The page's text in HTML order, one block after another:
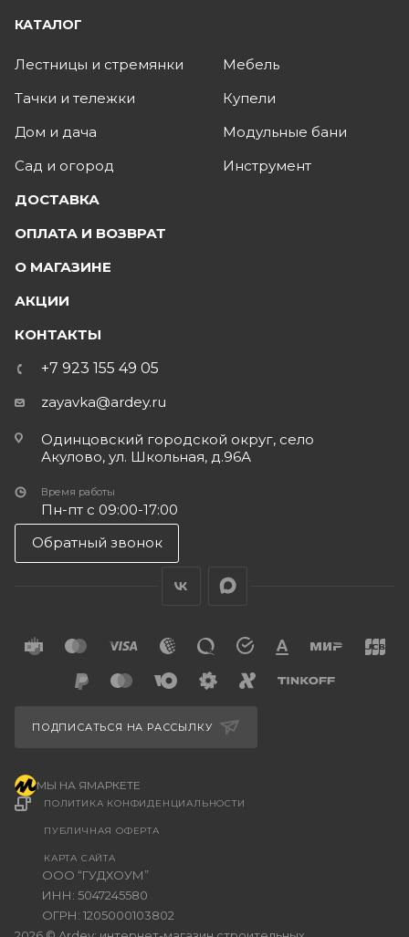
КАТАЛОГ
Лестницы и стремянки
Тачки и тележки
Дом и дача
Сад и огород
Мебель
Купели
Модульные бани
Инструмент
ДОСТАВКА
ОПЛАТА И ВОЗВРАТ
О МАГАЗИНЕ
АКЦИИ
КОНТАКТЫ
+7 923 155 49 05
zayavka@ardey.ru
Одинцовский городской округ, село
Акулово, ул. Школьная, д.96А
Время работы
Пн-пт с 09:00-17:00
Обратный звонок
ООО “ГУДХОУМ”
ИНН: 5047245580
ОГРН: 1205000103802
ПОЛИТИКА КОНФИДЕНЦИАЛЬНОСТИ
ПУБЛИЧНАЯ ОФЕРТА
КАРТА САЙТА
ПОДПИСАТЬСЯ НА РАССЫЛКУ
МЫ НА ЯМАРКЕТЕ